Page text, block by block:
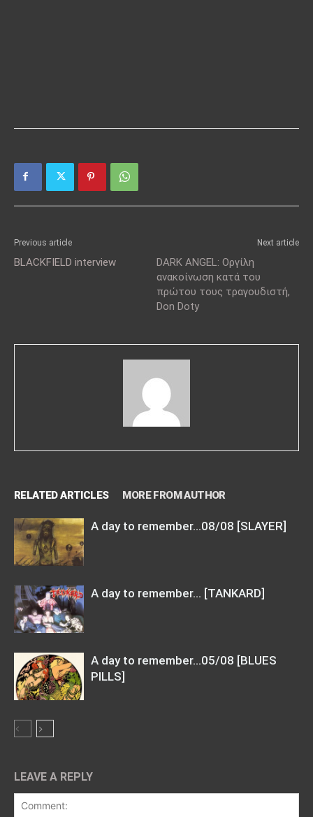
Previous article
BLACKFIELD interview
Next article
DARK ANGEL: Οργίλη
ανακοίνωση κατά του
πρώτου τους τραγουδιστή,
Don Doty
RELATED ARTICLES MORE FROM AUTHOR
A day to remember…08/08 [SLAYER]
A day to remember… [TANKARD]
A day to remember…05/08 [BLUES
PILLS]
LEAVE A REPLY